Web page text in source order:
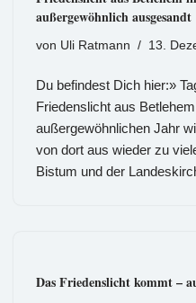
außergewöhnlich ausgesandt
von Uli Ratmann 13.
Du befindest Dich hier:»
Friedenslicht aus
außergewöhnlichen Jahr
von dort aus wieder zu
Bistum und der
Das Friedenslicht kommt –